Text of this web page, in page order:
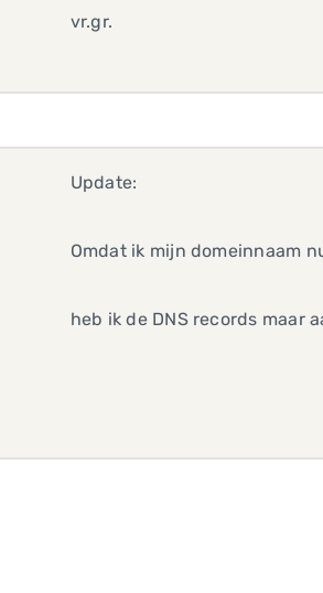
vr.gr.
Update:
Omdat ik mijn domeinnaam
heb ik de DNS records maar